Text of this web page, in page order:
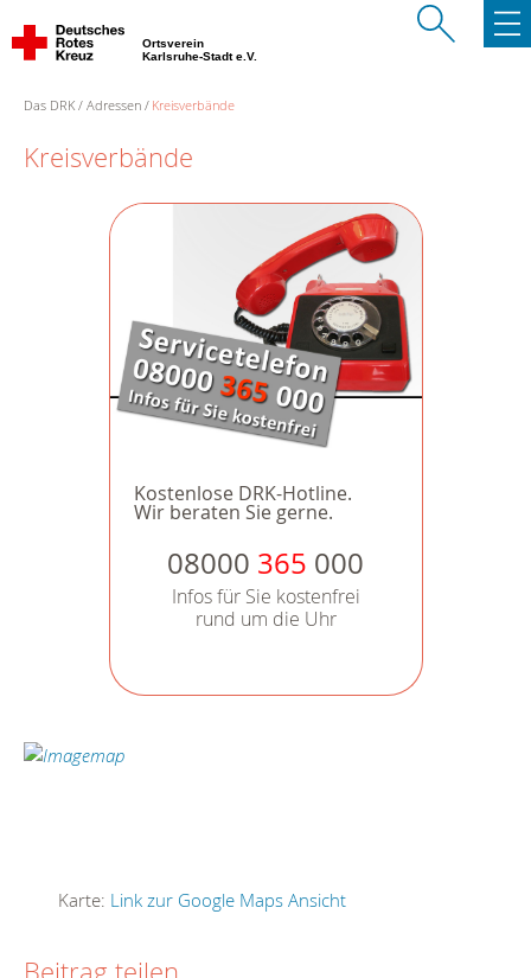
Ortsverein
Karlsruhe-Stadt e.V.
Das DRK Adressen Kreisverbände
Kreisverbände
Kostenlose DRK-Hotline.
Wir beraten Sie gerne.
08000 365 000
Infos für Sie kostenfrei
rund um die Uhr
Karte: Link zur Google Maps Ansicht